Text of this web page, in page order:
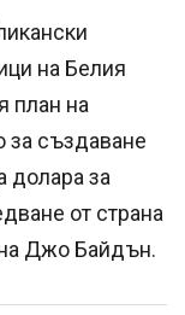
на Белия
план на
за създаване
долара за
от страна
на Джо Байдън.